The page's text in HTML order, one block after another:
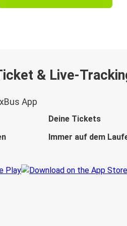
& Live-
App
Deine Tickets
Immer auf dem